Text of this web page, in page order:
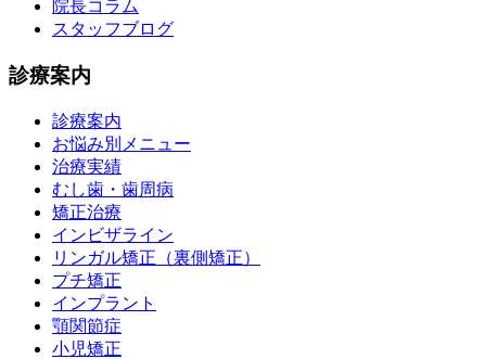
院長コラム
スタッフブログ
診療案内
診療案内
お悩み別メニュー
治療実績
むし歯・歯周病
矯正治療
インビザライン
リンガル矯正（裏側矯正）
プチ矯正
インプラント
顎関節症
小児矯正